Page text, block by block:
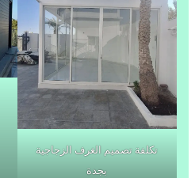
تكلفة تصميم الغرف الزجاجية
بجدة